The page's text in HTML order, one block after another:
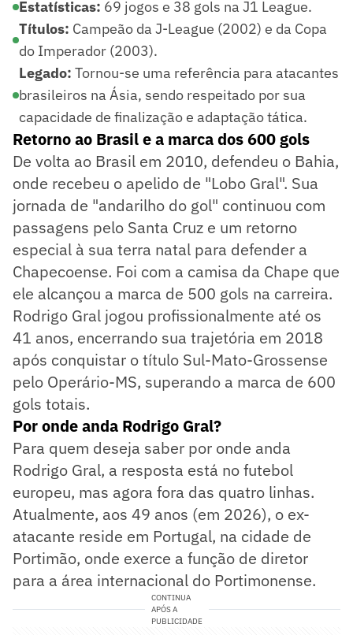
Estatísticas: 69 jogos e 38 gols na J1 League.
Títulos: Campeão da J-League (2002) e da Copa
do Imperador (2003).
Legado: Tornou-se uma referência para atacantes
brasileiros na Ásia, sendo respeitado por sua
capacidade de finalização e adaptação tática.
Retorno ao Brasil e a marca dos 600 gols
De volta ao Brasil em 2010, defendeu o Bahia,
onde recebeu o apelido de "Lobo Gral". Sua
jornada de "andarilho do gol" continuou com
passagens pelo Santa Cruz e um retorno
especial à sua terra natal para defender a
Chapecoense. Foi com a camisa da Chape que
ele alcançou a marca de 500 gols na carreira.
Rodrigo Gral jogou profissionalmente até os
41 anos, encerrando sua trajetória em 2018
após conquistar o título Sul-Mato-Grossense
pelo Operário-MS, superando a marca de 600
gols totais.
Por onde anda Rodrigo Gral?
Para quem deseja saber por onde anda
Rodrigo Gral, a resposta está no futebol
europeu, mas agora fora das quatro linhas.
Atualmente, aos 49 anos (em 2026), o ex-
atacante reside em Portugal, na cidade de
Portimão, onde exerce a função de diretor
para a área internacional do Portimonense.
CONTINUA
APÓS A
PUBLICIDADE